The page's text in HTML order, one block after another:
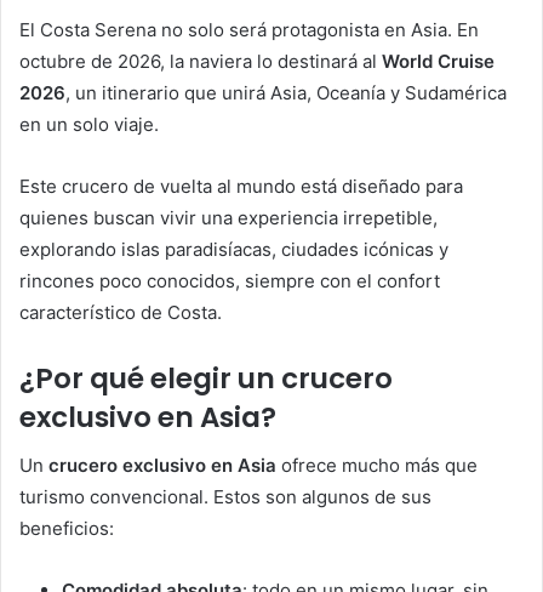
El Costa Serena no solo será protagonista en Asia. En
octubre de 2026, la naviera lo destinará al World Cruise
2026, un itinerario que unirá Asia, Oceanía y Sudamérica
en un solo viaje.
Este crucero de vuelta al mundo está diseñado para
quienes buscan vivir una experiencia irrepetible,
explorando islas paradisíacas, ciudades icónicas y
rincones poco conocidos, siempre con el confort
característico de Costa.
¿Por qué elegir un crucero
exclusivo en Asia?
Un crucero exclusivo en Asia ofrece mucho más que
turismo convencional. Estos son algunos de sus
beneficios: